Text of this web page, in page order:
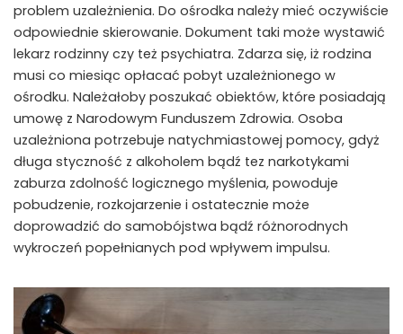
problem uzależnienia. Do ośrodka należy mieć oczywiście
odpowiednie skierowanie. Dokument taki może wystawić
lekarz rodzinny czy też psychiatra. Zdarza się, iż rodzina
musi co miesiąc opłacać pobyt uzależnionego w
ośrodku. Należałoby poszukać obiektów, które posiadają
umowę z Narodowym Funduszem Zdrowia. Osoba
uzależniona potrzebuje natychmiastowej pomocy, gdyż
długa styczność z alkoholem bądź tez narkotykami
zaburza zdolność logicznego myślenia, powoduje
pobudzenie, rozkojarzenie i ostatecznie może
doprowadzić do samobójstwa bądź różnorodnych
wykroczeń popełnianych pod wpływem impulsu.